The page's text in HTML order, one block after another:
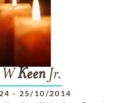
Keen Jr.
- 25/10/2014